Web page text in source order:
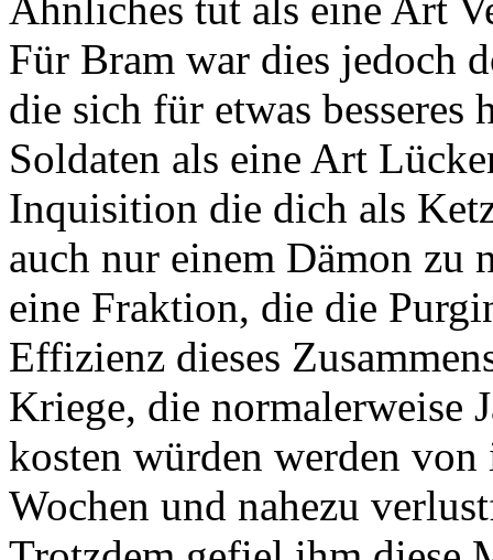
Ähnliches tut als eine Art
Für Bram war dies jedoch
die sich für etwas
Soldaten als eine Art
Inquisition die dich als
auch nur einem Dämon zu
eine Fraktion, die die
Effizienz dieses
Kriege, die normalerweise
kosten würden werden
Wochen und nahezu